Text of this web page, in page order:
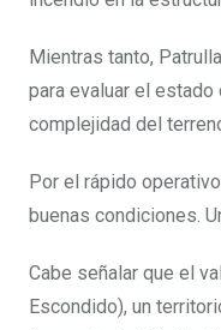
Mientras tanto,
para evaluar el
complejidad del
Por el rápido
buenas condiciones.
Cabe señalar que el
Escondido), un